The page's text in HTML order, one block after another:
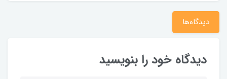
دیدگاه‌ها
دیدگاه خود را بنویسید